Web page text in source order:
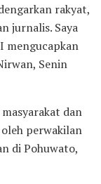
rakyat,
jurnalis. Saya
mengucapkan
Senin
dan
perwakilan
di Pohuwato,